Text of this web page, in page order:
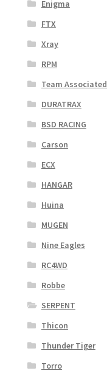
Enigma
FTX
Xray
RPM
Team Associated
DURATRAX
BSD RACING
Carson
ECX
HANGAR
Huina
MUGEN
Nine Eagles
RC4WD
Robbe
SERPENT
Thicon
Thunder Tiger
Torro